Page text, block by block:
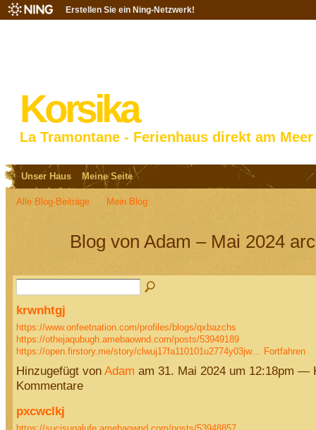
Erstellen Sie ein Ning-Netzwerk!
Korsika
La Tramontane - Ferienhaus direkt am Meer
Unser Haus Meine Seite
Alle Blog-Beiträge Mein Blog
Blog von Adam – Mai 2024
krwnhtgj
https://www.onfeetnation.com/profiles/blogs/qxbazchs
https://othejaqubugh.amebaownd.com/posts/53949189
https://open.firstory.me/story/clwuj17fa110101u2774y03jw…
Fortfahren
Hinzugefügt von Adam am 31. Mai 2024 um 12:18pm —
Kommentare
pxcwclkj